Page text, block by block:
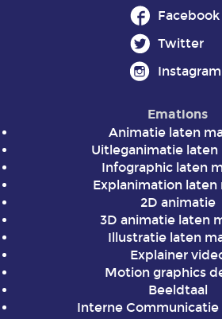
Facebook
Twitter
Instagram
Emations
Animatie laten
Uitleganimatie laten
Infographic laten
Explanimation laten
2D animatie
3D animatie laten
Illustratie laten
Explainer
Motion graphics
Beeldtaal
Interne